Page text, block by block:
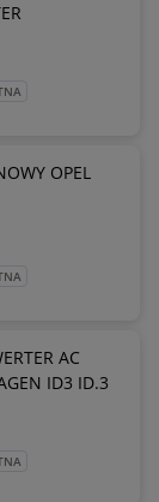
OPEL
AC
ID3 ID.3